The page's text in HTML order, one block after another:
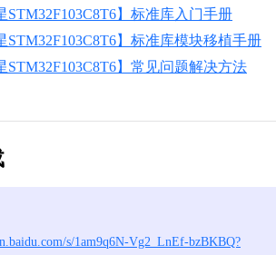
STM32F103C8T6】标准库入门手册
STM32F103C8T6】标准库模块移植手册
STM32F103C8T6】常见问题解决方法
s/1am9q6N-Vg2_LnEf-bzBKBQ?